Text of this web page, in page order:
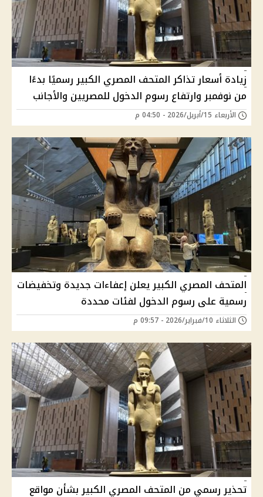
زيادة أسعار تذاكر المتحف المصري الكبير رسميًا بدءًا
من نوفمبر وارتفاع رسوم الدخول للمصريين والأجانب
الأربعاء 15/أبريل/2026 - 04:50 م
المتحف المصري الكبير يعلن إعفاءات جديدة وتخفيضات
رسمية على رسوم الدخول لفئات محددة
الثلاثاء 10/فبراير/2026 - 09:57 م
تحذير رسمي من المتحف المصري الكبير بشأن مواقع